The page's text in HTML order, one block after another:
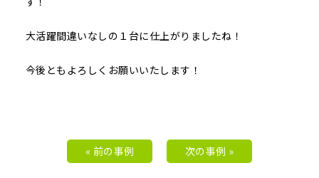
大活躍間違いなしの１台に仕上がりましたね！
今後ともよろしくお願いいたします！
« 前の事例 次の事例 »